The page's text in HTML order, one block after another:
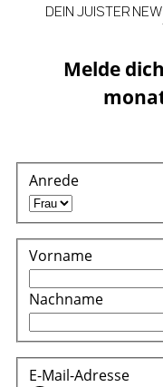
Melde
DEIN JUISTER
Anrede
Vorname
Nachname
E-Mail-Adresse